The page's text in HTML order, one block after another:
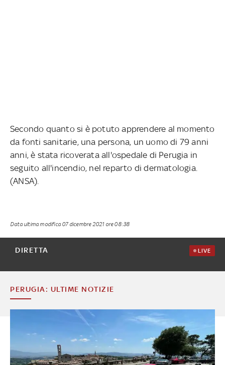
Secondo quanto si è potuto apprendere al momento
da fonti sanitarie, una persona, un uomo di 79 anni
anni, è stata ricoverata all'ospedale di Perugia in
seguito all'incendio, nel reparto di dermatologia.
(ANSA).
Data ultima modifica 07 dicembre 2021 ore 08:38
DIRETTA LIVE
PERUGIA: ULTIME NOTIZIE